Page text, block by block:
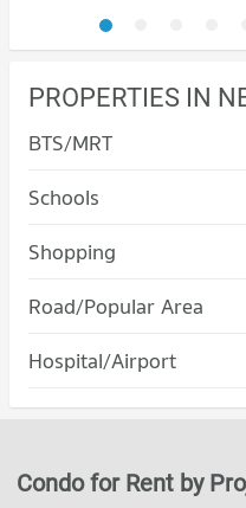
PROPERTIES IN
BTS/MRT
Schools
Shopping
Road/Popular Area
Condo Kathu Phuket
PROJECT_COUNT
Condo for Rent in Kathu
Condo for Sale in Kathu
289 properties for sale
Hospital/Airport
Condo Patong Hospital
Condo for Rent near Patong
87 properties for rent
Condo for Rent by